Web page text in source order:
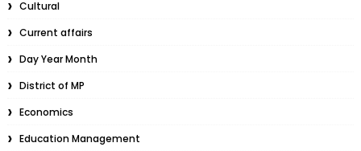
Cultural
Current affairs
Day Year Month
District of MP
Economics
Education Management